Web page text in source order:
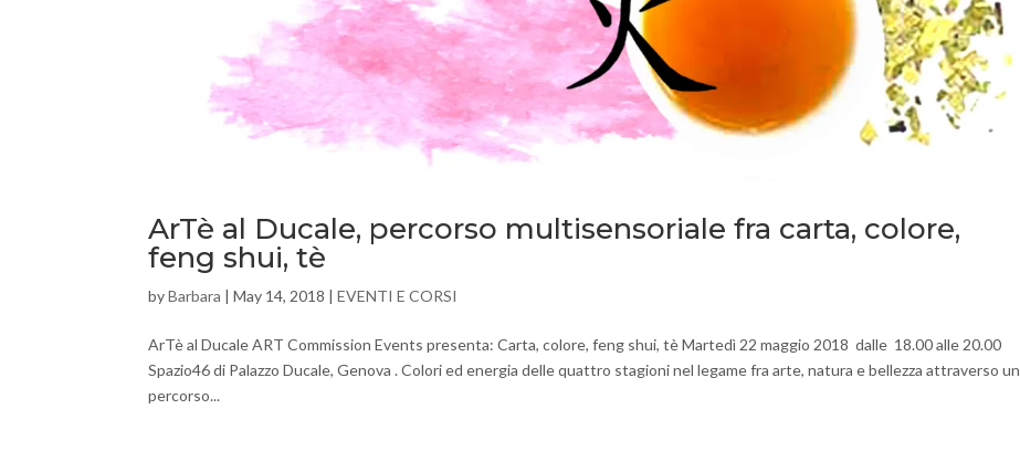
ArTè al Ducale, percorso multisensoriale fra carta, colore,
feng shui, tè
byBarbara |May 14, 2018 |EVENTI E CORSI
ArTè al Ducale ART Commission Events presenta: Carta, colore, feng shui, tè Martedì 22 maggio 2018 dalle 18.00 alle 20.00
Spazio46 di Palazzo Ducale, Genova . Colori ed energia delle quattro stagioni nel legame fra arte, natura e bellezza attraverso un
percorso...